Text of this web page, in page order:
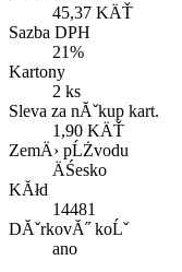
45,37 KÄŤ
Sazba DPH
21%
Kartony
2 ks
Sleva za nĂˇkup kart.
1,90 KÄŤ
ZemÄ› pĹŻvodu
ÄŚesko
KĂłd
14481
DĂˇrkovĂ˝ koĹˇ
ano